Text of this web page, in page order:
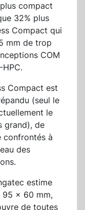
compact
32% plus
Compact qui
mm de trop
COM
Compact est
(seul le
le
grand), de
confrontés à
des
estime
95 x 60 mm,
de toutes